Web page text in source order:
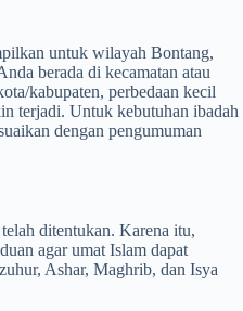
untuk wilayah Bontang,
berada di kecamatan atau
kabupaten, perbedaan kecil
terjadi. Untuk kebutuhan ibadah
dengan pengumuman
ditentukan. Karena itu,
agar umat Islam dapat
Ashar, Maghrib, dan Isya